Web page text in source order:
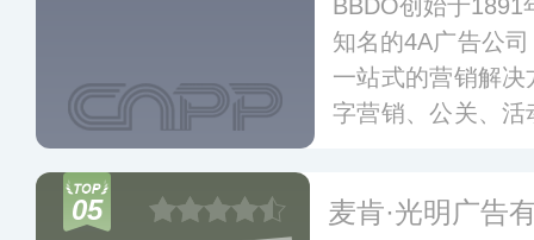
BBDO创始于1891
知名的4A广告公
一站式的营销解
字营销、公关、
牌。 更多
05 麦肯·光明广告